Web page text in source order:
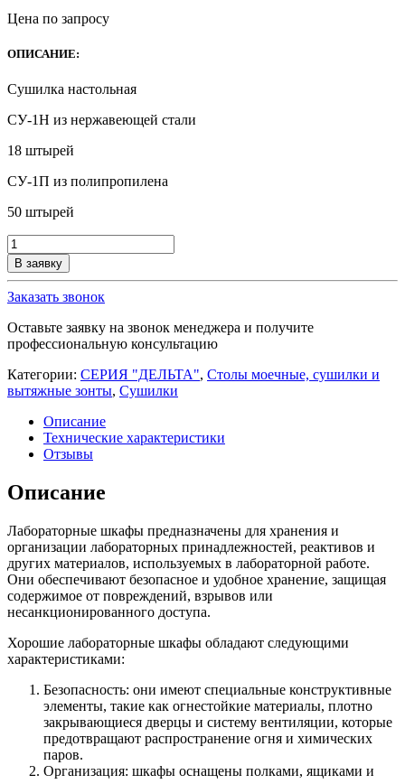
Цена по запросу
ОПИСАНИЕ:
Сушилка настольная
СУ-1Н из нержавеющей стали
18 штырей
СУ-1П из полипропилена
50 штырей
Количество
товара
Сушилка
настольная
лабораторная
СУ-1Н,
СУ-1П
В заявку
Заказать звонок
Оставьте заявку на звонок менеджера и получите
профессиональную консультацию
Категории: СЕРИЯ "ДЕЛЬТА", Столы моечные, сушилки и
вытяжные зонты, Сушилки
Описание
Технические характеристики
Отзывы
Описание
Лабораторные шкафы предназначены для хранения и
организации лабораторных принадлежностей, реактивов и
других материалов, используемых в лабораторной работе.
Они обеспечивают безопасное и удобное хранение, защищая
содержимое от повреждений, взрывов или
несанкционированного доступа.
Хорошие лабораторные шкафы обладают следующими
характеристиками:
Безопасность: они имеют специальные конструктивные
элементы, такие как огнестойкие материалы, плотно
закрывающиеся дверцы и систему вентиляции, которые
предотвращают распространение огня и химических
паров.
Организация: шкафы оснащены полками, ящиками и